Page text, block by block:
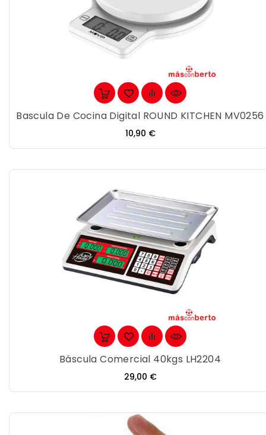
Bascula De Cocina Digital ROUND KITCHEN MV0256
Precio
10,90 €
Báscula Comercial 40kgs LH2204
Precio
29,00 €